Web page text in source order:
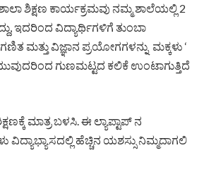
ಶಿಕ್ಷಣ ಕಾರ್ಯಕ್ರಮವು ನಮ್ಮ ಶಾಲೆಯಲ್ಲಿ 2
ಇದರಿಂದ ವಿದ್ಯಾರ್ಥಿಗಳಿಗೆ ತುಂಬಾ
ಮತ್ತು ವಿಜ್ಞಾನ ಪ್ರಯೋಗಗಳನ್ನು ಮಕ್ಕಳು ‘
ಗುಣಮಟ್ಟದ ಕಲಿಕೆ ಉಂಟಾಗುತ್ತಿದೆ
ಮಾತ್ರ ಬಳಸಿ. ಈ ಲ್ಯಾಪ್ಟಾಪ್ ನ
ಹೆಚ್ಚಿನ ಯಶಸ್ಸು ನಿಮ್ಮದಾಗಲಿ